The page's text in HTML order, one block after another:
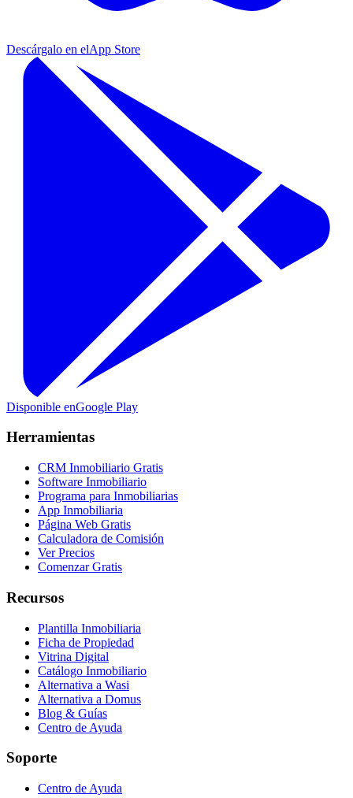
Descárgalo en elApp Store
Disponible enGoogle Play
Herramientas
CRM Inmobiliario Gratis
Software Inmobiliario
Programa para Inmobiliarias
App Inmobiliaria
Página Web Gratis
Calculadora de Comisión
Ver Precios
Comenzar Gratis
Recursos
Plantilla Inmobiliaria
Ficha de Propiedad
Vitrina Digital
Catálogo Inmobiliario
Alternativa a Wasi
Alternativa a Domus
Blog & Guías
Centro de Ayuda
Soporte
Centro de Ayuda